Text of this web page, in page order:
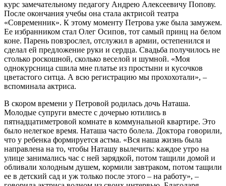
курс замечательному педагогу Андрею Алексеевичу Попову.
После окончания учебы она стала актрисой театра
«Современник». К этому моменту Петрова уже была замужем.
Ее избранником стал Олег Осипов, тот самый принц на белом
коне. Парень повзрослел, отслужил в армии, остепенился и
сделал ей предложение руки и сердца. Свадьба получилось не
столько роскошной, сколько веселой и шумной. «Моя
однокурсница сшила мне платье из простыни и кусочков
цветастого ситца. А всю регистрацию мы прохохотали», –
вспоминала актриса.
В скором времени у Петровой родилась дочь Наташа.
Молодые супруги вместе с дочерью ютились в
пятнадцатиметровой комнате в коммунальной квартире. Это
было нелегкое время. Наташа часто болела. Доктора говорили,
что у ребенка формируется астма. «Вся наша жизнь была
направлена на то, чтобы Наташу вылечить: каждое утро на
улице занимались час с ней зарядкой, потом тащили домой и
обливали холодным душем, кормили завтраком, потом тащили
ее в детский сад и уж только после этого – на работу», –